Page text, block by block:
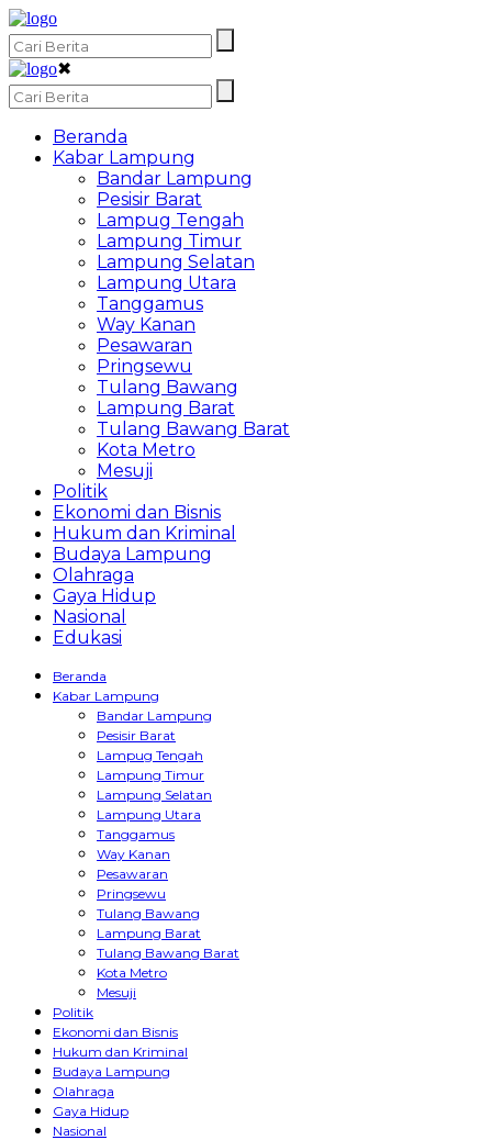
✖
Beranda
Kabar Lampung
Bandar Lampung
Pesisir Barat
Lampug Tengah
Lampung Timur
Lampung Selatan
Lampung Utara
Tanggamus
Way Kanan
Pesawaran
Pringsewu
Tulang Bawang
Lampung Barat
Tulang Bawang Barat
Kota Metro
Mesuji
Politik
Ekonomi dan Bisnis
Hukum dan Kriminal
Budaya Lampung
Olahraga
Gaya Hidup
Nasional
Edukasi
Beranda
Kabar Lampung
Bandar Lampung
Pesisir Barat
Lampug Tengah
Lampung Timur
Lampung Selatan
Lampung Utara
Tanggamus
Way Kanan
Pesawaran
Pringsewu
Tulang Bawang
Lampung Barat
Tulang Bawang Barat
Kota Metro
Mesuji
Politik
Ekonomi dan Bisnis
Hukum dan Kriminal
Budaya Lampung
Olahraga
Gaya Hidup
Nasional